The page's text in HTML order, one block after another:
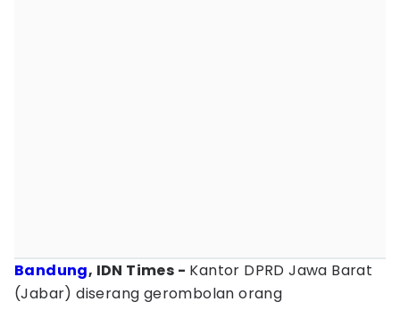
Bandung, IDN Times - Kantor DPRD Jawa Barat
(Jabar) diserang gerombolan orang